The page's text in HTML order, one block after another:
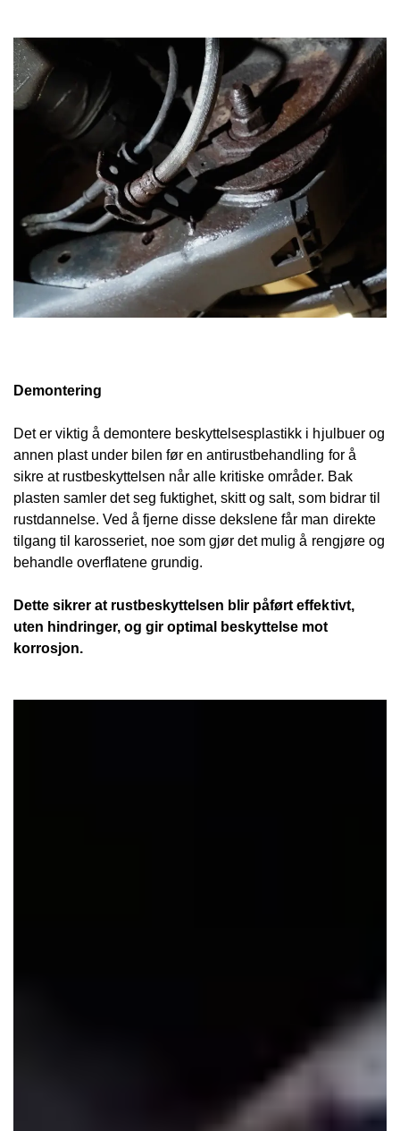
Demontering
Det er viktig å demontere beskyttelsesplastikk i hjulbuer og
annen plast under bilen før en antirustbehandling for å
sikre at rustbeskyttelsen når alle kritiske områder. Bak
plasten samler det seg fuktighet, skitt og salt, som bidrar til
rustdannelse. Ved å fjerne disse dekslene får man direkte
tilgang til karosseriet, noe som gjør det mulig å rengjøre og
behandle overflatene grundig.
Dette sikrer at rustbeskyttelsen blir påført effektivt,
uten hindringer, og gir optimal beskyttelse mot
korrosjon.